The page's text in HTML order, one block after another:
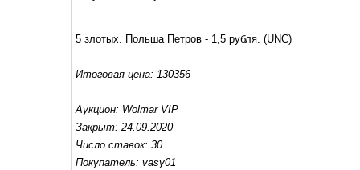
5 злотых. Польша Петров - 1,5 рубля. (UNC)
Итоговая цена: 130356
Аукцион: Wolmar VIP
Закрыт: 24.09.2020
Число ставок: 30
Покупатель: vasy01